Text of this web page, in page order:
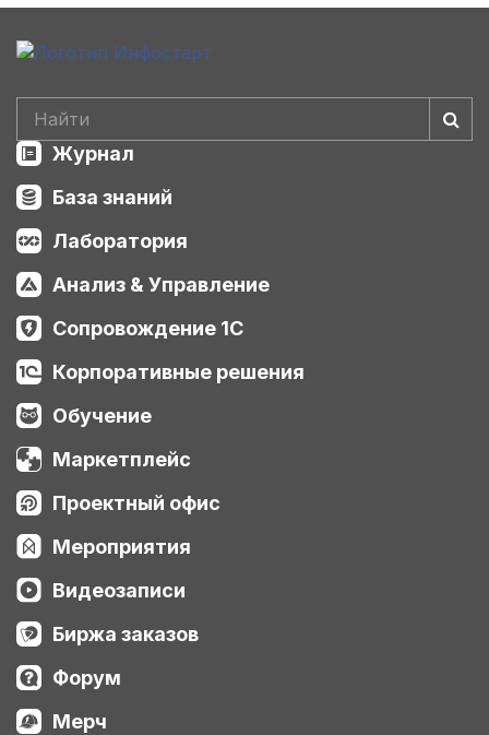
Журнал
База знаний
Лаборатория
Анализ & Управление
Сопровождение 1С
Корпоративные решения
Обучение
Маркетплейс
Проектный офис
Мероприятия
Видеозаписи
Биржа заказов
Форум
Мерч